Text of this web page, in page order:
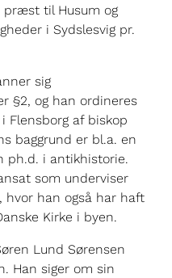
til Husum og
i Sydslesvig pr.
sig
§2, og han ordineres
Flensborg af biskop
baggrund er bl.a. en
ph.d. i antikhistorie.
som underviser
hvor han også har haft
Kirke i byen.
Lund Sørensen
Han siger om sin